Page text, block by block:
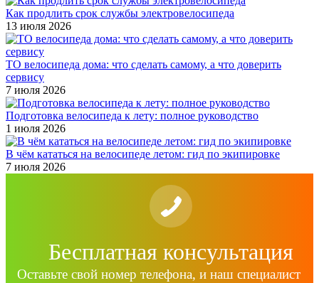
Как продлить срок службы электровелосипеда
13 июля 2026
ТО велосипеда дома: что сделать самому, а что доверить
сервису
7 июля 2026
Подготовка велосипеда к лету: полное руководство
1 июля 2026
В чём кататься на велосипеде летом: гид по экипировке
7 июля 2026
Бесплатная консультация
Оставьте свой номер телефона, и наш специалист